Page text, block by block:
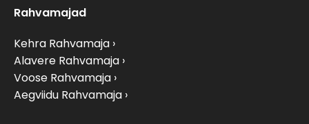
Rahvamajad
Kehra Rahvamaja
Alavere Rahvamaja
Voose Rahvamaja
Aegviidu Rahvamaja